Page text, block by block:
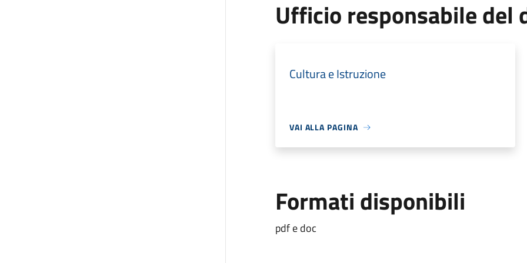
Ufficio responsabile del
Cultura e Istruzione
VAI ALLA PAGINA
Formati disponibili
pdf e doc